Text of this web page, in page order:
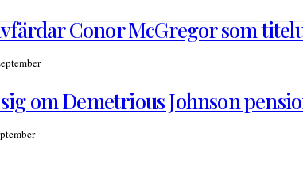
Conor McGregor som
om Demetrious Johnson